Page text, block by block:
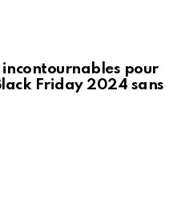
incontournables pour
Friday 2024 sans